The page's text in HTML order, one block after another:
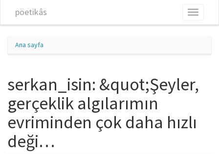
pöetikâs
Toggle
Ana sayfa
serkan_isin: &quot;Şeyler,
gerçeklik algılarımın
evriminden çok daha hızlı
deği…